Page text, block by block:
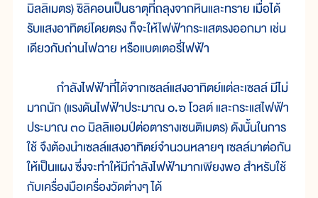
มิลลิเมตร) ซิลิคอนเป็นธาตุที่ถลุงจากหินและทราย เมื่อได้
รับแสงอาทิตย์โดยตรง ก็จะให้ไฟฟ้ากระแสตรงออกมา เช่น
เดียวกับถ่านไฟฉาย หรือแบตเตอรี่ไฟฟ้า
กำลังไฟฟ้าที่ได้จากเซลล์แสงอาทิตย์แต่ละเซลล์ มีไม่
มากนัก (แรงดันไฟฟ้าประมาณ ๐.๖ โวลต์ และกระแสไฟฟ้า
ประมาณ ๓๐ มิลลิแอมป์ต่อตารางเซนติเมตร) ดังนั้นในการ
ใช้ จึงต้องนำเซลล์แสงอาทิตย์จำนวนหลายๆ เซลล์มาต่อกัน
ให้เป็นแผง ซึ่งจะทำให้มีกำลังไฟฟ้ามากเพียงพอ สำหรับใช้
กับเครื่องมือเครื่องวัดต่างๆ ได้